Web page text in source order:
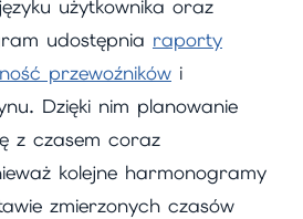
użytkownika oraz
udostępnia raporty
przewoźników i
Dzięki nim planowanie
z czasem coraz
kolejne harmonogramy
zmierzonych czasów